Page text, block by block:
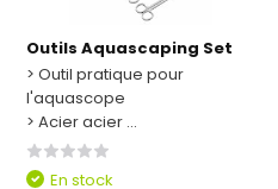
Outils Aquascaping Set
> Outil pratique pour
l'aquascope
> Acier acier ...
En stock